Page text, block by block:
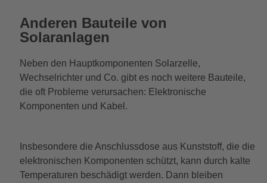
Anderen Bauteile von
Solaranlagen
Neben den Hauptkomponenten Solarzelle,
Wechselrichter und Co. gibt es noch weitere Bauteile,
die oft Probleme verursachen: Elektronische
Komponenten und Kabel.
Insbesondere die Anschlussdose aus Kunststoff, die die
elektronischen Komponenten schützt, kann durch kalte
Temperaturen beschädigt werden. Dann bleiben